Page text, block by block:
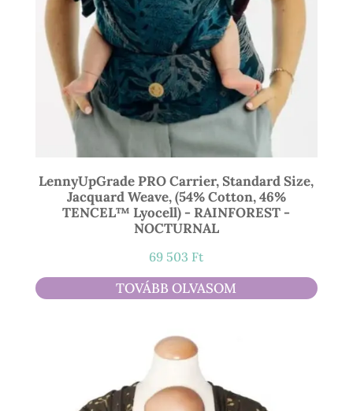
LennyUpGrade PRO Carrier, Standard Size,
Jacquard Weave, (54% Cotton, 46%
TENCEL™ Lyocell) - RAINFOREST -
NOCTURNAL
69 503 Ft
TOVÁBB OLVASOM